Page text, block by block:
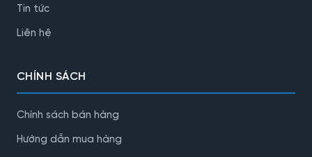
Tin tức
Liên hệ
CHÍNH SÁCH
Chính sách bán hàng
Hướng dẫn mua hàng